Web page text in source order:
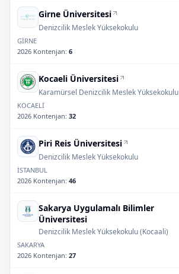
Girne Üniversitesi
Denizcilik Meslek Yüksekokulu
GİRNE
2026 Kontenjan: 6
Kocaeli Üniversitesi
Karamürsel Denizcilik Meslek Yüksekokulu
KOCAELİ
2026 Kontenjan: 32
Piri Reis Üniversitesi
Denizcilik Meslek Yüksekokulu
İSTANBUL
2026 Kontenjan: 46
Sakarya Uygulamalı Bilimler
Üniversitesi
Denizcilik Meslek Yüksekokulu (Kocaali)
SAKARYA
2026 Kontenjan: 27